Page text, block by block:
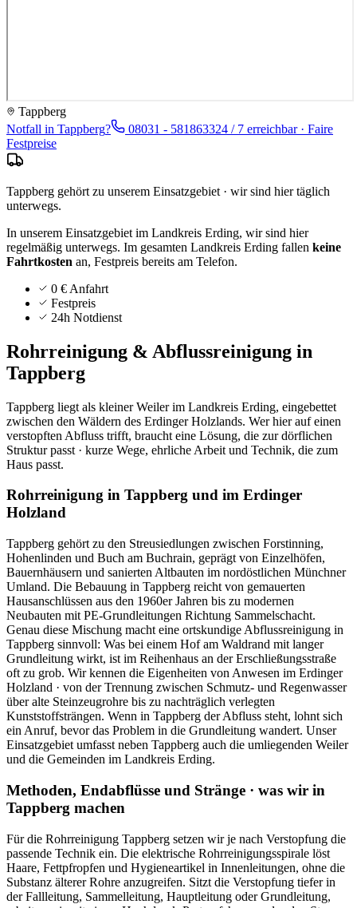
Tappberg
Notfall in Tappberg? 08031 - 581863324 / 7 erreichbar · Faire
Festpreise
Tappberg gehört zu unserem Einsatzgebiet · wir sind hier täglich
unterwegs.
In unserem Einsatzgebiet im Landkreis Erding, wir sind hier
regelmäßig unterwegs. Im gesamten Landkreis Erding fallen keine
Fahrtkosten an, Festpreis bereits am Telefon.
0 € Anfahrt
Festpreis
24h Notdienst
Rohrreinigung & Abflussreinigung in
Tappberg
Tappberg liegt als kleiner Weiler im Landkreis Erding, eingebettet
zwischen den Wäldern des Erdinger Holzlands. Wer hier auf einen
verstopften Abfluss trifft, braucht eine Lösung, die zur dörflichen
Struktur passt · kurze Wege, ehrliche Arbeit und Technik, die zum
Haus passt.
Rohrreinigung in Tappberg und im Erdinger
Holzland
Tappberg gehört zu den Streusiedlungen zwischen Forstinning,
Hohenlinden und Buch am Buchrain, geprägt von Einzelhöfen,
Bauernhäusern und sanierten Altbauten im nordöstlichen Münchner
Umland. Die Bebauung in Tappberg reicht von gemauerten
Hausanschlüssen aus den 1960er Jahren bis zu modernen
Neubauten mit PE-Grundleitungen Richtung Sammelschacht.
Genau diese Mischung macht eine ortskundige Abflussreinigung in
Tappberg sinnvoll: Was bei einem Hof am Waldrand mit langer
Grundleitung wirkt, ist im Reihenhaus an der Erschließungsstraße
oft zu grob. Wir kennen die Eigenheiten von Anwesen im Erdinger
Holzland · von der Trennung zwischen Schmutz- und Regenwasser
über alte Steinzeugrohre bis zu nachträglich verlegten
Kunststoffsträngen. Wenn in Tappberg der Abfluss steht, lohnt sich
ein Anruf, bevor das Problem in die Grundleitung wandert. Unser
Einsatzgebiet umfasst neben Tappberg auch die umliegenden Weiler
und die Gemeinden im Landkreis Erding.
Methoden, Endabflüsse und Stränge · was wir in
Tappberg machen
Für die Rohrreinigung Tappberg setzen wir je nach Verstopfung die
passende Technik ein. Die elektrische Rohrreinigungsspirale löst
Haare, Fettpfropfen und Hygieneartikel in Innenleitungen, ohne die
Substanz älterer Rohre anzugreifen. Sitzt die Verstopfung tiefer in
der Fallleitung, Sammelleitung, Hauptleitung oder Grundleitung,